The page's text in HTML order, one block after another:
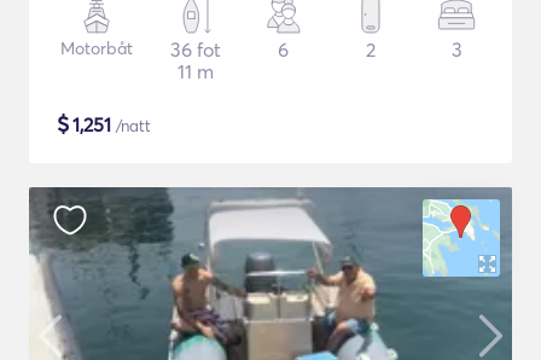
Motorbåt
36 fot
11 m
6 2 3
$1,251 /natt